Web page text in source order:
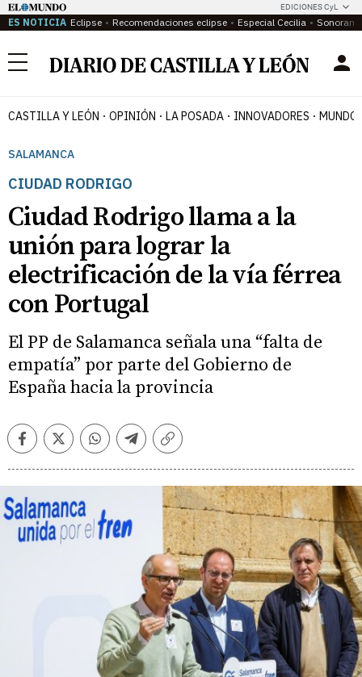
EDICIONES CyL
ES NOTICIA Eclipse Recomendaciones eclipse Especial Cecilia
Menú
CASTILLA Y LEÓN OPINIÓN LA POSADA INNOVADORES MUNDO
SALAMANCA
CIUDAD RODRIGO
Ciudad Rodrigo llama a la
unión para lograr la
electrificación de la vía férrea
con Portugal
El PP de Salamanca señala una “falta de
empatía” por parte del Gobierno de
España hacia la provincia
FacebookTwitterWhatsappTelegramCopiar